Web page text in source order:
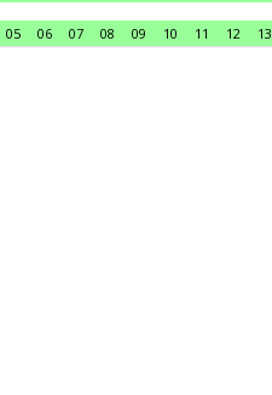
05 06 07 08 09 10 11 12 13